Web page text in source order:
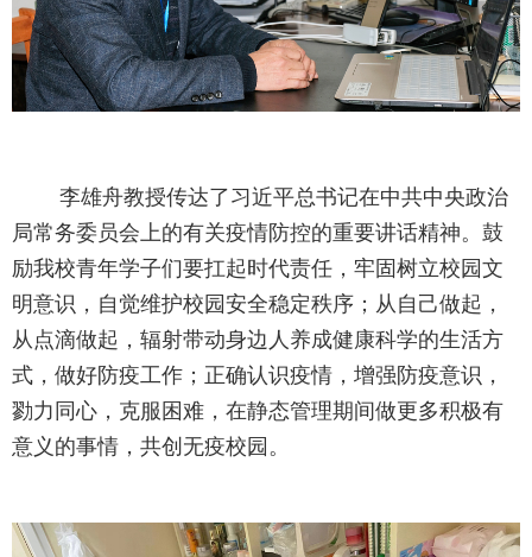
李雄舟教授传达了习近平总书记在中共中央政治
局常务委员会上的有关疫情防控的重要讲话精神。鼓
励我校青年学子们要扛起时代责任，牢固树立校园文
明意识，自觉维护校园安全稳定秩序；从自己做起，
从点滴做起，辐射带动身边人养成健康科学的生活方
式，做好防疫工作；正确认识疫情，增强防疫意识，
勠力同心，克服困难，在静态管理期间做更多积极有
意义的事情，共创无疫校园。